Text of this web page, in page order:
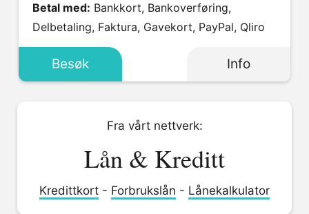
Betal med:
Delbetaling, Faktura, Gavekort, PayPal, Qliro
Besøk Info
Fra vårt nettverk:
Lån & Kreditt
Kredittkort - Forbrukslån - Lånekalkulator